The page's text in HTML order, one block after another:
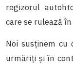
regizorul
care se rulează
Noi susținem cu
urmăriți și în